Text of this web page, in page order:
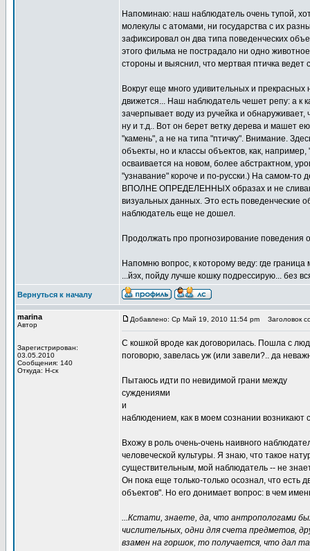
Напоминаю: наш наблюдатель очень тупой,
молекулы с атомами, ни государства с их
зафиксировал он два типа поведенческих
этого фильма не пострадало ни одно
стороны и выяснил, что мертвая птичка ведет
Вокруг еще много удивительных и прекрасных
движется... Наш наблюдатель чешет репу: а к
зачерпывает воду из ручейка и обнаруживает,
ну и т.д.. Вот он берет ветку дерева и машет
"камень", а не на типа "птичку". Внимание.
объекты, но и классы объектов, как, например,
осваивается на новом, более абстрактном,
"узнавание" короче и по-русски.) На самом-то
ВПОЛНЕ ОПРЕДЕЛЕННЫХ образах и не
визуальных данных. Это есть поведенческие
наблюдатель еще не дошел.
Продолжать про прогнозирование поведения
Напомню вопрос, к которому веду: где
...йэх, пойду лучше кошку подрессирую... без
Вернуться к началу
marina
Автор
Зарегистрирован:
03.05.2010
Сообщения: 140
Откуда: Н-ск
Добавлено: Ср Май 19, 2010 11:54 pm Заголовок
С кошкой вроде как договорилась. Пошла с
поговорю, завелась уж (или завели?.. да
Пытаюсь идти по невидимой грани между
суждениями
и
наблюдением, как в моем сознании возникают
Вхожу в роль очень-очень наивного
человеческой культуры. Я знаю, что такое
существительным, мой наблюдатель -- не
Он пока еще только-только осознал, что есть
объектов". Но его донимает вопрос: в чем
...Кстати, знаете, да, что антропологами
числительных, одни для счета предметов,
взамен на горшок, то получается, что дал